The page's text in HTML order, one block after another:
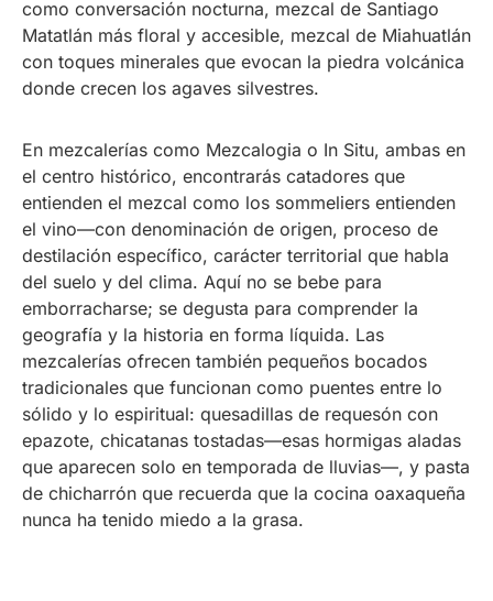
como conversación nocturna, mezcal de Santiago
Matatlán más floral y accesible, mezcal de Miahuatlán
con toques minerales que evocan la piedra volcánica
donde crecen los agaves silvestres.
En mezcalerías como Mezcalogia o In Situ, ambas en
el centro histórico, encontrarás catadores que
entienden el mezcal como los sommeliers entienden
el vino—con denominación de origen, proceso de
destilación específico, carácter territorial que habla
del suelo y del clima. Aquí no se bebe para
emborracharse; se degusta para comprender la
geografía y la historia en forma líquida. Las
mezcalerías ofrecen también pequeños bocados
tradicionales que funcionan como puentes entre lo
sólido y lo espiritual: quesadillas de requesón con
epazote, chicatanas tostadas—esas hormigas aladas
que aparecen solo en temporada de lluvias—, y pasta
de chicharrón que recuerda que la cocina oaxaqueña
nunca ha tenido miedo a la grasa.